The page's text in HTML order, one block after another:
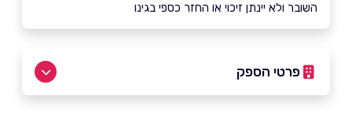
השובר ולא יינתן זיכוי או החזר כספי בגינו
פרטי הספק